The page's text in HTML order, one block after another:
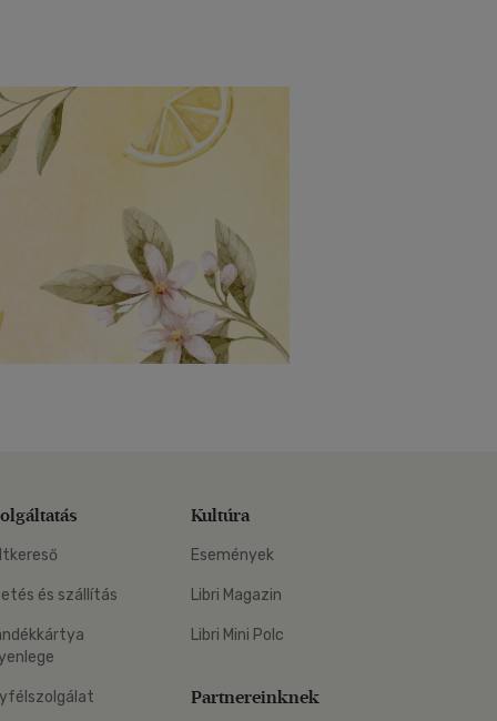
és szállítás
Kultúra
Események
Libri Magazin
Libri Mini Polc
Partnereinknek